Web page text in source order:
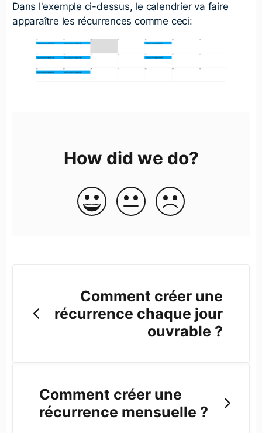
Dans l'exemple ci-dessus, le calendrier va faire
apparaître les récurrences comme ceci:
How did we do?
Comment créer une
récurrence chaque jour
ouvrable ?
Comment créer une
récurrence mensuelle ?